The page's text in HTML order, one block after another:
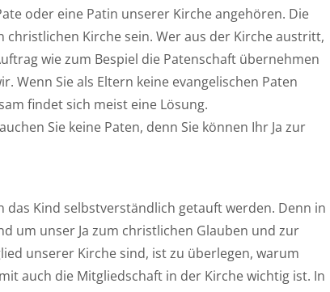
oder eine Patin unserer Kirche angehören. Die
Kirche sein. Wer aus der Kirche austritt,
wie zum Bespiel die Patenschaft übernehmen
Wenn Sie als Eltern keine evangelischen Paten
findet sich meist eine Lösung.
Sie keine Paten, denn Sie können Ihr Ja zur
Kind selbstverständlich getauft werden. Denn in
um unser Ja zum christlichen Glauben und zur
unserer Kirche sind, ist zu überlegen, warum
auch die Mitgliedschaft in der Kirche wichtig ist. In